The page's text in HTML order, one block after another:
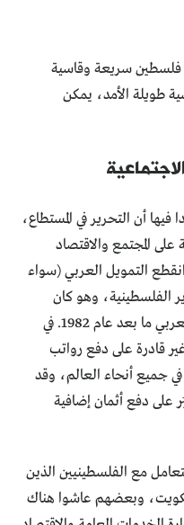
فلسطين سريعة وقاسية
طويلة الأمد، يمكن
أن التحرير في المستطاع،
على المجتمع والاقتصاد
في آب/أغسطس 1990، انقطع التمويل العربي (سواء
الفلسطينية، وهو كان
ضرورياً لاستمرارية المنظمة في منفاها العربي ما بعد عام 1982. في
قادرة على دفع رواتب
جميع أنحاء العالم، وقد
على دفع أثمان إضافية
مع الفلسطينيين الذين
وبعضهم عاشوا هناك